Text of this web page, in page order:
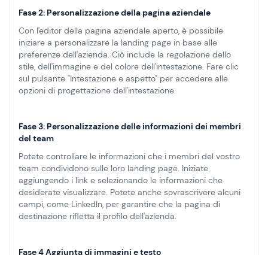
Fase 2: Personalizzazione della pagina aziendale
Con l'editor della pagina aziendale aperto, è possibile
iniziare a personalizzare la landing page in base alle
preferenze dell'azienda. Ciò include la regolazione dello
stile, dell'immagine e del colore dell'intestazione. Fare clic
sul pulsante "Intestazione e aspetto" per accedere alle
opzioni di progettazione dell'intestazione.
Fase 3: Personalizzazione delle informazioni dei membri
del team
Potete controllare le informazioni che i membri del vostro
team condividono sulle loro landing page. Iniziate
aggiungendo i link e selezionando le informazioni che
desiderate visualizzare. Potete anche sovrascrivere alcuni
campi, come LinkedIn, per garantire che la pagina di
destinazione rifletta il profilo dell'azienda.
Fase 4 Aggiunta di immagini e testo